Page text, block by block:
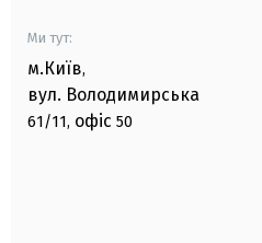
Ми тут:
м.Київ,
вул. Володимирська
61/11, офіс 50